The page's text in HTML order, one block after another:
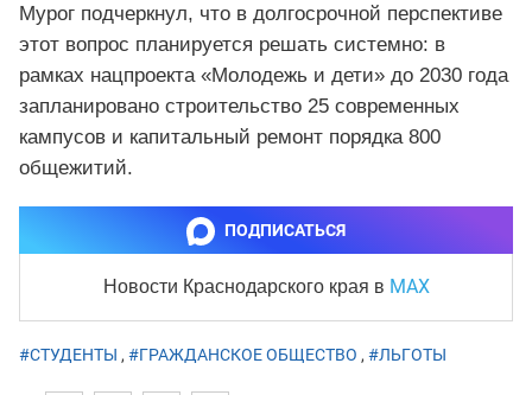
Мурог подчеркнул, что в долгосрочной перспективе
этот вопрос планируется решать системно: в
рамках нацпроекта «Молодежь и дети» до 2030 года
запланировано строительство 25 современных
кампусов и капитальный ремонт порядка 800
общежитий.
ПОДПИСАТЬСЯ
Новости Краснодарского края в MAX
#СТУДЕНТЫ , #ГРАЖДАНСКОЕ ОБЩЕСТВО , #ЛЬГОТЫ